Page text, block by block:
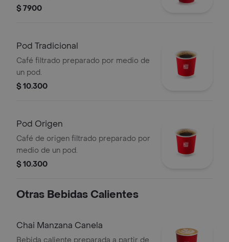
$ 7900
Pod Tradicional
Café filtrado preparado por medio de
un pod.
$ 10.300
Pod Origen
Café de origen filtrado preparado por
medio de un pod.
$ 10.300
Otras Bebidas Calientes
Chai Manzana Canela